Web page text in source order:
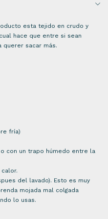
esta tejido en crudo y
hace que entre si sean
querer sacar más.
fría)
con un trapo húmedo entre la
del lavado). Esto es muy
mojada mal colgada
lo usas.